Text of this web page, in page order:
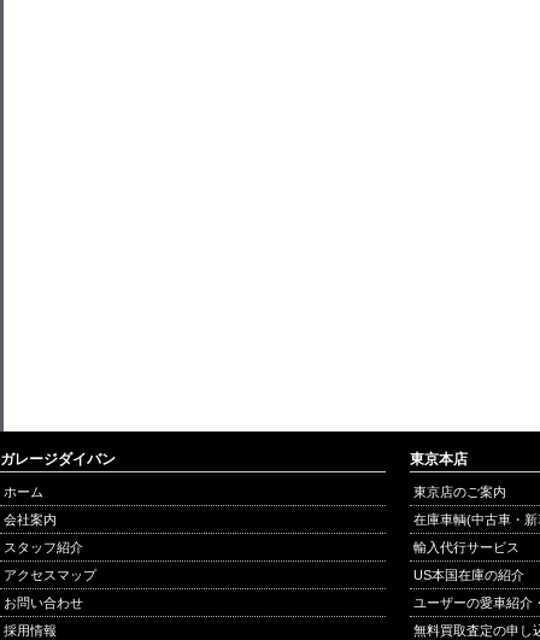
ガレージダイバン
ホーム
会社案内
スタッフ紹介
アクセスマップ
お問い合わせ
採用情報
東京本店
東京店のご案内
在庫車輌(中古車・
輸入代行サービス
US本国在庫の紹介
ユーザーの愛車紹介
無料買取査定の申し